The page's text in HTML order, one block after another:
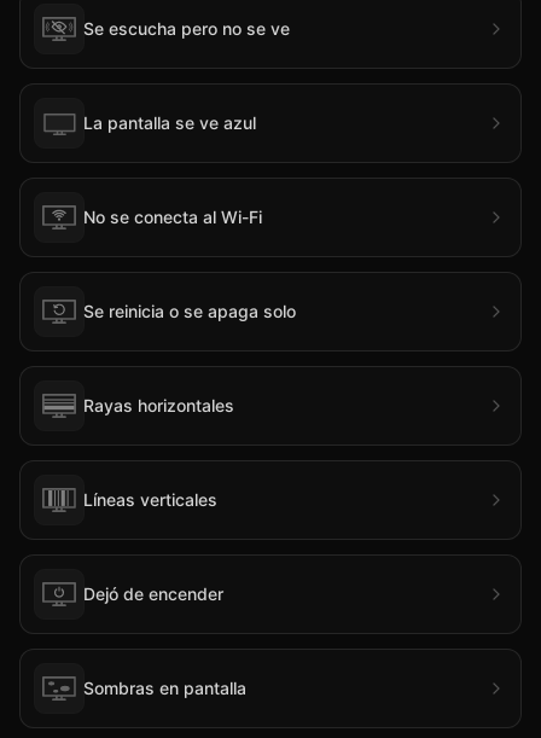
Se escucha pero no se ve
La pantalla se ve azul
No se conecta al Wi-Fi
Se reinicia o se apaga solo
Rayas horizontales
Líneas verticales
Dejó de encender
Sombras en pantalla